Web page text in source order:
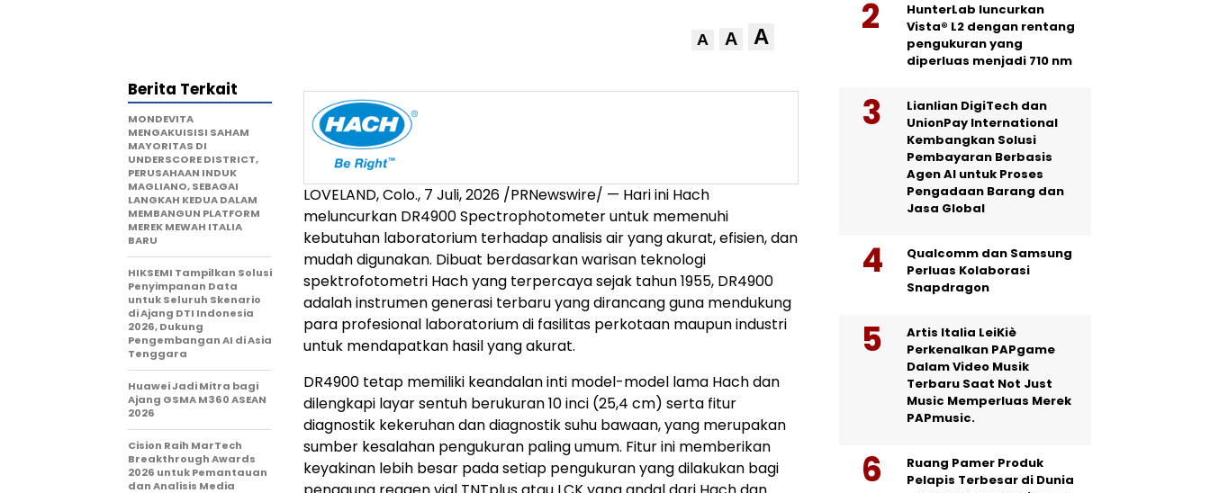
A A A
LOVELAND, Colo., 7 Juli, 2026 /PRNewswire/ — Hari ini Hach
meluncurkan DR4900 Spectrophotometer untuk memenuhi
kebutuhan laboratorium terhadap analisis air yang akurat, efisien, dan
mudah digunakan. Dibuat berdasarkan warisan teknologi
spektrofotometri Hach yang terpercaya sejak tahun 1955, DR4900
adalah instrumen generasi terbaru yang dirancang guna mendukung
para profesional laboratorium di fasilitas perkotaan maupun industri
untuk mendapatkan hasil yang akurat.
DR4900 tetap memiliki keandalan inti model-model lama Hach dan
dilengkapi layar sentuh berukuran 10 inci (25,4 cm) serta fitur
diagnostik kekeruhan dan diagnostik suhu bawaan, yang merupakan
sumber kesalahan pengukuran paling umum. Fitur ini memberikan
keyakinan lebih besar pada setiap pengukuran yang dilakukan bagi
Berita Terkait
MONDEVITA
MENGAKUISISI SAHAM
MAYORITAS DI
UNDERSCORE DISTRICT,
PERUSAHAAN INDUK
MAGLIANO, SEBAGAI
LANGKAH KEDUA DALAM
MEMBANGUN PLATFORM
MEREK MEWAH ITALIA
BARU
HIKSEMI Tampilkan Solusi
Penyimpanan Data
untuk Seluruh Skenario
di Ajang DTI Indonesia
2026, Dukung
Pengembangan AI di Asia
Tenggara
Huawei Jadi Mitra bagi
Ajang GSMA M360 ASEAN
2026
Cision Raih MarTech
Breakthrough Awards
2026 untuk Pemantauan
dan Analisis Media
HunterLab luncurkan
Vista® L2 dengan rentang
pengukuran yang
diperluas menjadi 710 nm
Lianlian DigiTech dan
UnionPay International
Kembangkan Solusi
Pembayaran Berbasis
Agen AI untuk Proses
Pengadaan Barang dan
Jasa Global
Qualcomm dan Samsung
Perluas Kolaborasi
Snapdragon
Artis Italia LeiKiè
Perkenalkan PAPgame
Dalam Video Musik
Terbaru Saat Not Just
Music Memperluas Merek
PAPmusic.
Ruang Pamer Produk
Pelapis Terbesar di Dunia